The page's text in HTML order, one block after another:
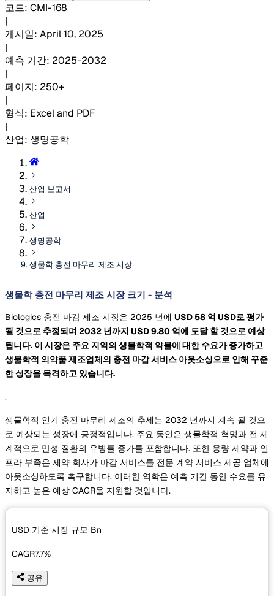
코드: CMI-168
|
게시일: April 10, 2025
|
예측 기간: 2025-2032
|
페이지: 250+
|
형식: Excel and PDF
|
산업: 생명공학
산업 보고서
산업
생명공학
생물학 충전 마무리 제조 시장
생물학 충전 마무리 제조 시장 크기 - 분석
Biologics 충전 마감 제조 시장은 2025 년에 USD 58 억 USD로 평가
될 것으로 추정되며 2032 년까지 USD 9.80 억에 도달 할 것으로 예상
됩니다. 이 시장은 주요 지역의 생물학적 약물에 대한 수요가 증가하고
생물학적 의약품 제조업체의 충전 마감 서비스 아웃소싱으로 인해 꾸준
한 성장을 목격하고 있습니다.
.
생물학적 인기 충전 마무리 제조의 추세는 2032 년까지 계속 될 것으
로 예상되는 성장에 긍정적입니다. 주요 동인은 생물학적 혁명과 전 세
계적으로 만성 질환의 유병률 증가를 포함합니다. 또한 용량 제약과 인
프라 부족은 제약 회사가 마감 서비스를 전문 계약 서비스 제공 업체에
아웃소싱하도록 촉구합니다. 이러한 역학은 예측 기간 동안 수요를 유
지하고 높은 예상 CAGR을 지원할 것입니다.
USD 기준 시장 규모 Bn
CAGR7.7%
공유